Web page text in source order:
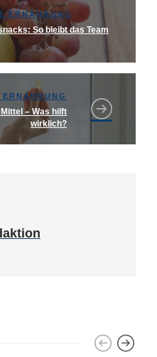
ERNÄHRUNG
So bleibt das Team
– Was hilft
wirklich?